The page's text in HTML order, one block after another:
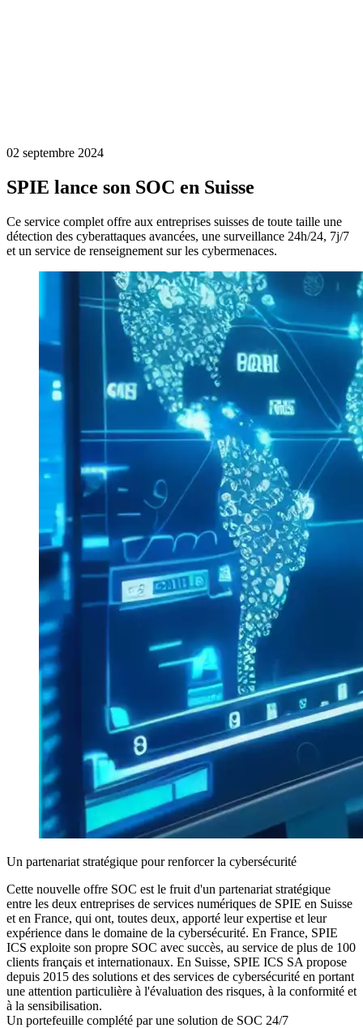
02 septembre 2024
SPIE lance son SOC en Suisse
Ce service complet offre aux entreprises suisses de toute taille une
détection des cyberattaques avancées, une surveillance 24h/24, 7j/7
et un service de renseignement sur les cybermenaces.
Un partenariat stratégique pour renforcer la cybersécurité
Cette nouvelle offre SOC est le fruit d'un partenariat stratégique
entre les deux entreprises de services numériques de SPIE en Suisse
et en France, qui ont, toutes deux, apporté leur expertise et leur
expérience dans le domaine de la cybersécurité. En France, SPIE
ICS exploite son propre SOC avec succès, au service de plus de 100
clients français et internationaux. En Suisse, SPIE ICS SA propose
depuis 2015 des solutions et des services de cybersécurité en portant
une attention particulière à l'évaluation des risques, à la conformité et
à la sensibilisation.
Un portefeuille complété par une solution de SOC 24/7